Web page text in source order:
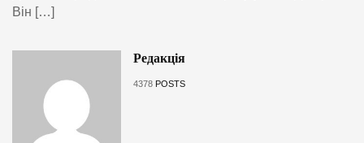
Він […]
Редакція
4378 POSTS